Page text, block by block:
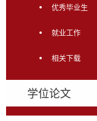
优秀毕业生
就业工作
相关下载
学位论文